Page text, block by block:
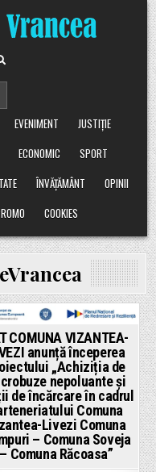
EVENIMENT
JUSTIȚIE
ECONOMIC
SPORT
ÎNVĂȚĂMÂNT
OPINII
COOKIES
COMUNA VIZANTEA-
anunță începerea
„Achiziția de
nepoluante și
de încărcare în cadrul
Comuna
Livezi Comuna
– Comuna Soveja
– Comuna Răcoasa”